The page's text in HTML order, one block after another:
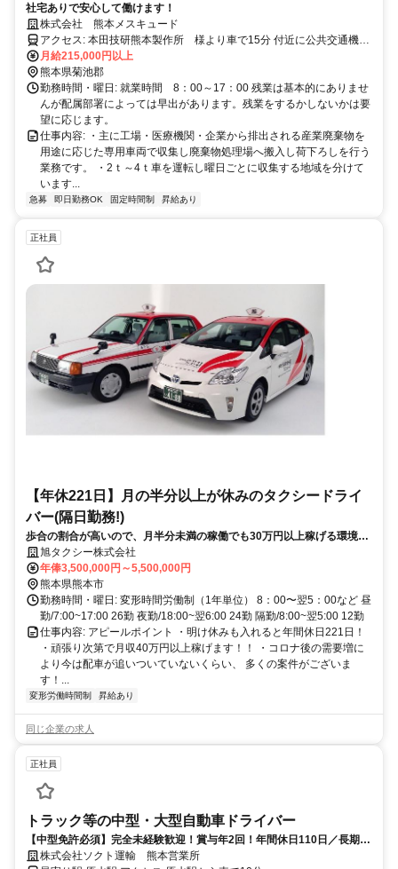
社宅ありで安心して働けます！
株式会社 熊本メスキュード
アクセス: 本田技研熊本製作所 様より車で15分 付近に公共交通機関
がないので車・バイクなどでの通勤に限る
月給215,000円以上
熊本県菊池郡
勤務時間・曜日: 就業時間 8：00～17：00 残業は基本的にありませ
んが配属部署によっては早出があります。残業をするかしないかは要
望に応じます。
仕事内容: ・主に工場・医療機関・企業から排出される産業廃棄物を
用途に応じた専用車両で収集し廃棄物処理場へ搬入し荷下ろしを行う
業務です。 ・2ｔ～4ｔ車を運転し曜日ごとに収集する地域を分けて
います...
急募 即日勤務OK 固定時間制 昇給あり
正社員
【年休221日】月の半分以上が休みのタクシードライ
バー(隔日勤務!)
歩合の割合が高いので、月半分未満の稼働でも30万円以上稼げる環境で
す！ノルマや面倒な人間関係もありません◎
旭タクシー株式会社
年俸3,500,000円～5,500,000円
熊本県熊本市
勤務時間・曜日: 変形時間労働制（1年単位） 8：00〜翌5：00など 昼
勤/7:00~17:00 26勤 夜勤/18:00~翌6:00 24勤 隔勤/8:00~翌5:00 12勤
仕事内容: アピールポイント ・明け休みも入れると年間休日221日！
・頑張り次第で月収40万円以上稼げます！！ ・コロナ後の需要増に
より今は配車が追いついていないくらい、 多くの案件がございま
す！...
変形労働時間制 昇給あり
同じ企業の求人
正社員
トラック等の中型・大型自動車ドライバー
【中型免許必須】完全未経験歓迎！賞与年2回！年間休日110日／長期休
暇あり
株式会社ソクト運輸 熊本営業所